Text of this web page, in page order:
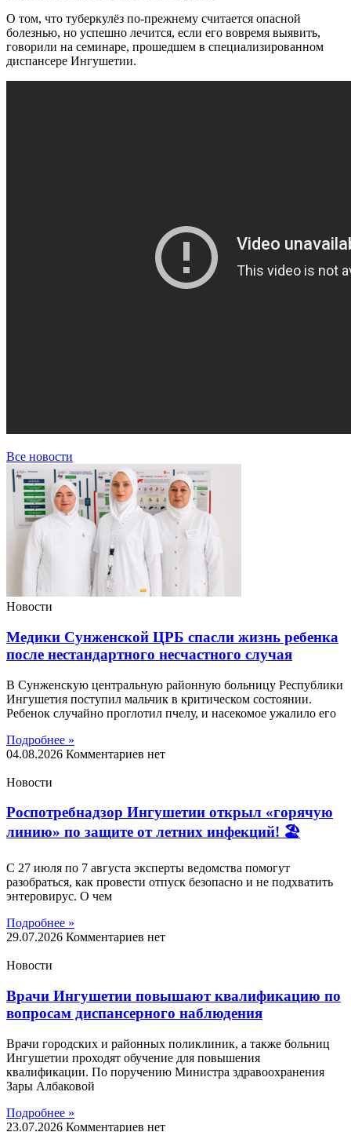
О том, что туберкулёз по-прежнему считается опасной
болезнью, но успешно лечится, если его вовремя выявить,
говорили на семинаре, прошедшем в специализированном
диспансере Ингушетии.
Все новости
Новости
Медики Сунженской ЦРБ спасли жизнь ребенка
после нестандартного несчастного случая
В Сунженскую центральную районную больницу Республики
Ингушетия поступил мальчик в критическом состоянии.
Ребенок случайно проглотил пчелу, и насекомое ужалило его
Подробнее »
04.08.2026 Комментариев нет
Новости
Роспотребнадзор Ингушетии открыл «горячую
линию» по защите от летних инфекций! 🏖
С 27 июля по 7 августа эксперты ведомства помогут
разобраться, как провести отпуск безопасно и не подхватить
энтеровирус. О чем
Подробнее »
29.07.2026 Комментариев нет
Новости
Врачи Ингушетии повышают квалификацию по
вопросам диспансерного наблюдения
Врачи городских и районных поликлиник, а также больниц
Ингушетии проходят обучение для повышения
квалификации. По поручению Министра здравоохранения
Зары Албаковой
Подробнее »
23.07.2026 Комментариев нет